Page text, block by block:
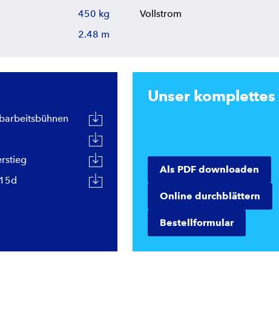
450 kg
2.48 m
Vollstrom
Unser
Als PDF downloaden
Online durchblättern
Bestellformular